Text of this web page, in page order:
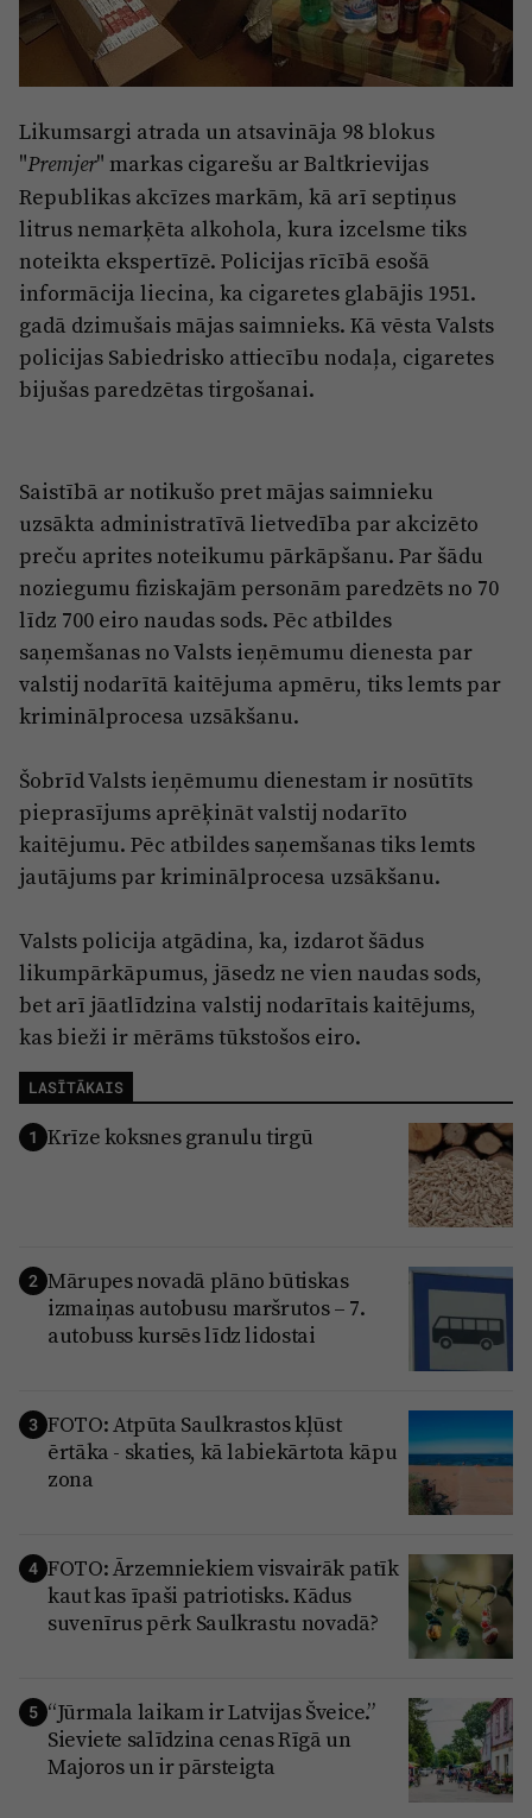
Olaine
Salaspils
Saulkrasti
Sigulda
Jūrmala
Iedvesmai nav vecuma
Kodols
Reklāma
Par laikrakstu
Privātuma politika
Ētikas kodekss
Lietošanas noteikumi
Sludinājumi
Likumsargi atrada un atsavināja 98 blokus
"Premjer" markas cigarešu ar Baltkrievijas
Republikas akcīzes markām, kā arī septiņus
litrus nemarķēta alkohola, kura izcelsme tiks
noteikta ekspertīzē. Policijas rīcībā esošā
informācija liecina, ka cigaretes glabājis 1951.
gadā dzimušais mājas saimnieks. Kā vēsta Valsts
policijas Sabiedrisko attiecību nodaļa, cigaretes
bijušas paredzētas tirgošanai.
Saistībā ar notikušo pret mājas saimnieku
uzsākta administratīvā lietvedība par akcizēto
preču aprites noteikumu pārkāpšanu. Par šādu
noziegumu fiziskajām personām paredzēts no 70
līdz 700 eiro naudas sods. Pēc atbildes
saņemšanas no Valsts ieņēmumu dienesta par
valstij nodarītā kaitējuma apmēru, tiks lemts par
kriminālprocesa uzsākšanu.
Šobrīd Valsts ieņēmumu dienestam ir nosūtīts
pieprasījums aprēķināt valstij nodarīto
kaitējumu. Pēc atbildes saņemšanas tiks lemts
jautājums par kriminālprocesa uzsākšanu.
Valsts policija atgādina, ka, izdarot šādus
likumpārkāpumus, jāsedz ne vien naudas sods,
bet arī jāatlīdzina valstij nodarītais kaitējums,
kas bieži ir mērāms tūkstošos eiro.
LASĪTĀKAIS
1 Krīze koksnes granulu tirgū
2 Mārupes novadā plāno būtiskas
izmaiņas autobusu maršrutos – 7.
autobuss kursēs līdz lidostai
3 FOTO: Atpūta Saulkrastos kļūst
ērtāka - skaties, kā labiekārtota kāpu
zona
4 FOTO: Ārzemniekiem visvairāk patīk
kaut kas īpaši patriotisks. Kādus
suvenīrus pērk Saulkrastu novadā?
5 “Jūrmala laikam ir Latvijas Šveice.”
Sieviete salīdzina cenas Rīgā un
Majoros un ir pārsteigta